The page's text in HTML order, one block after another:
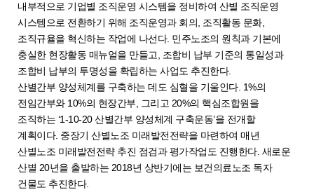
내부적으로 기업별 조직운영 시스템을 정비하여 산별 조직운영
시스템으로 전환하기 위해 조직운영과 회의, 조직활동 문화,
조직규율을 혁신하는 작업에 나선다. 민주노조의 원칙과 기본에
충실한 현장활동 매뉴얼을 만들고, 조합비 납부 기준의 통일성과
조합비 납부의 투명성을 확립하는 사업도 추진한다.
산별간부 양성체계를 구축하는 데도 심혈을 기울인다. 1%의
전임간부와 10%의 현장간부, 그리고 20%의 핵심조합원을
조직하는 ‘1-10-20 산별간부 양성체계 구축운동’을 전개할
계획이다. 중장기 산별노조 미래발전전략을 마련하여 매년
산별노조 미래발전전략 추진 점검과 평가작업도 진행한다. 새로운
산별 20년을 출발하는 2018년 상반기에는 보건의료노조 독자
건물도 추진한다.